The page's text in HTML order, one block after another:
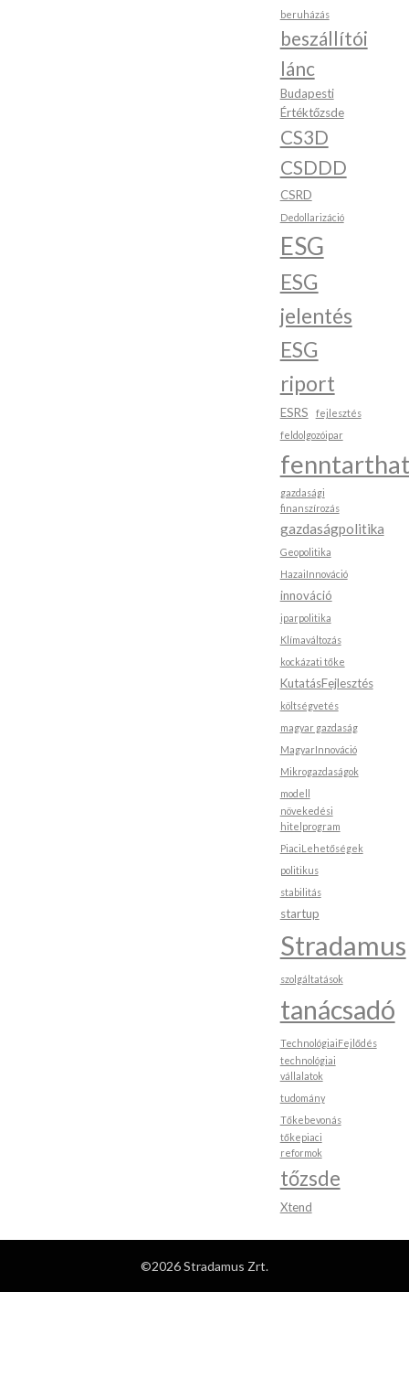
beruházás
beszállítói
lánc
Budapesti
Értéktőzsde
CS3D
CSDDD
CSRD
Dedollarizáció
ESG
ESG
jelentés
ESG
riport
ESRS
fejlesztés
feldolgozóipar
gazdasági
finanszírozás
gazdaságpolitika
Geopolitika
HazaiInnováció
innováció
iparpolitika
Klímaváltozás
kockázati tőke
KutatásFejlesztés
költségvetés
magyar gazdaság
MagyarInnováció
Mikrogazdaságok
modell
növekedési
hitelprogram
PiaciLehetőségek
politikus
stabilitás
startup
Stradamus
szolgáltatások
tanácsadó
TechnológiaiFejlődés
technológiai
vállalatok
tudomány
Tőkebevonás
tőkepiaci
reformok
tőzsde
Xtend
©2026 Stradamus Zrt.